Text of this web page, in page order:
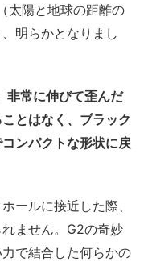
太陽と地球の距離の
明らかとなりまし
非常に伸びて歪んだ
とはなく、ブラック
ンパクトな形状に戻
ールに接近した際、
ません。G2の奇妙
で結合した何らかの